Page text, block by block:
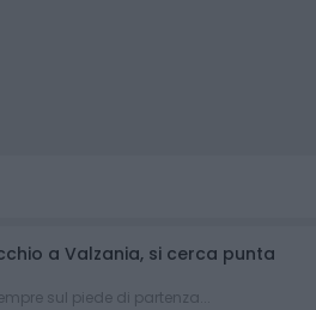
a Valzania, si cerca punta
sul piede di partenza...